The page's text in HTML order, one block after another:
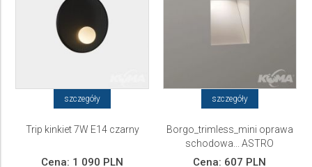
szczegóły
Trip kinkiet 7W E14 czarny
Cena: 1 090 PLN
szczegóły
Borgo_trimless_mini oprawa
schodowa... ASTRO
Cena: 607 PLN